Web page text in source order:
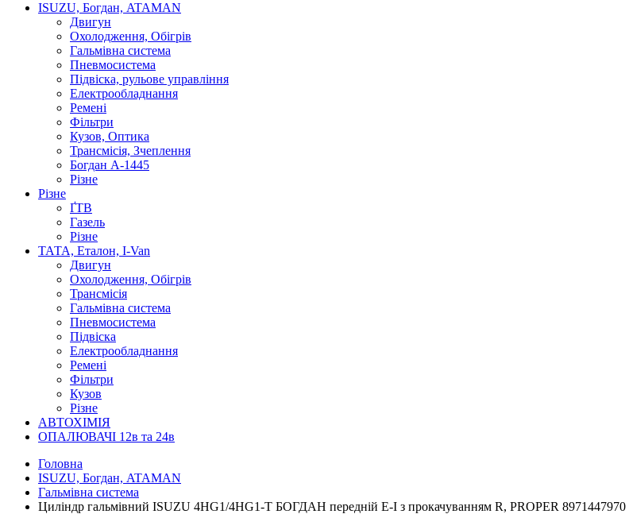
ISUZU, Богдан, ATAMAN
Двигун
Охолодження, Обігрів
Гальмівна система
Пневмосистема
Підвіска, рульове управління
Електрообладнання
Ремені
Фільтри
Кузов, Оптика
Трансмісія, Зчеплення
Богдан А-1445
Різне
Різне
ҐТВ
Газель
Різне
ТАТА, Еталон, I-Van
Двигун
Охолодження, Обігрів
Трансмісія
Гальмівна система
Пневмосистема
Підвіска
Електрообладнання
Ремені
Фільтри
Кузов
Різне
АВТОХІМІЯ
ОПАЛЮВАЧІ 12в та 24в
Головна
ISUZU, Богдан, ATAMAN
Гальмівна система
Циліндр гальмівний ISUZU 4HG1/4HG1-T БОГДАН передній E-I з прокачуванням R, PROPER 8971447970